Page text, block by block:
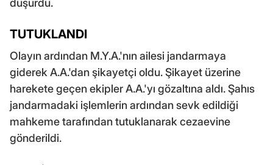
düşürdü.
TUTUKLANDI
Olayın ardından M.Y.A.'nın ailesi jandarmaya
giderek A.A.'dan şikayetçi oldu. Şikayet üzerine
harekete geçen ekipler A.A.'yı gözaltına aldı. Şahıs
jandarmadaki işlemlerin ardından sevk edildiği
mahkeme tarafından tutuklanarak cezaevine
gönderildi.